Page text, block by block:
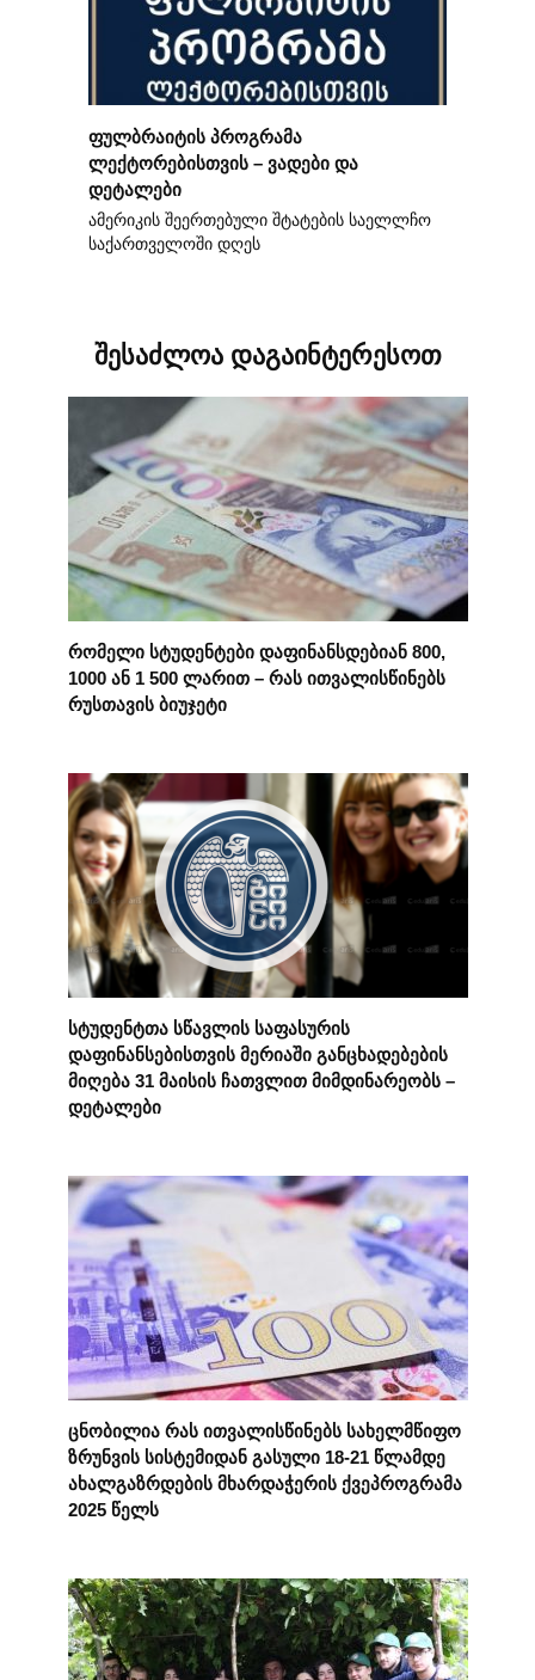
ფულბრაიტის პროგრამა
ლექტორებისთვის – ვადები და
დეტალები
ამერიკის შეერთებული შტატების საელლჩო
საქართველოში დღეს
შესაძლოა დაგაინტერესოთ
რომელი სტუდენტები დაფინანსდებიან 800,
1000 ან 1 500 ლარით – რას ითვალისწინებს
რუსთავის ბიუჯეტი
სტუდენტთა სწავლის საფასურის
დაფინანსებისთვის მერიაში განცხადებების
მიღება 31 მაისის ჩათვლით მიმდინარეობს –
დეტალები
ცნობილია რას ითვალისწინებს სახელმწიფო
ზრუნვის სისტემიდან გასული 18-21 წლამდე
ახალგაზრდების მხარდაჭერის ქვეპროგრამა
2025 წელს